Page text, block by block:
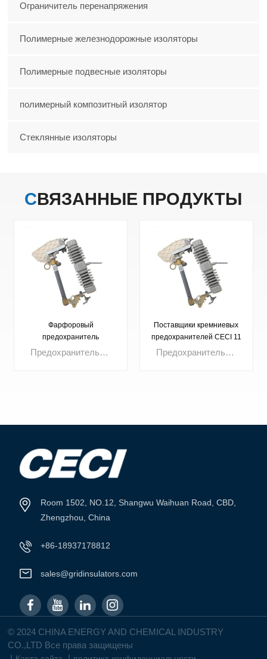
Ограничитель перенапряжения
Полимерные железнодорожные изоляторы
Полимерные подвесные изоляторы
полимерный композитный изолятор
Стеклянные изоляторы
СВЯЗАННЫЕ ПРОДУКТЫ
Фарфоровый
предохранитель
Предохранитель для уличной установки. Номинальное напряжение: 3 кВ, 10 кВ, 15 кВ, 24 кВ, 27 кВ, 33 кВ, 36 кВ. Ток до: 100 А, 200 А.
ПОСМОТРЕТЬ
БОЛЬШЕ
Поставщики кремниевых
предохранителей CECI 11
кВ предлагают отличные
Предохранитель — это компактное устройство защиты от перегрузки по току, внутренний элемент которого расплавляется при превышении током установленного предела, мгновенно размыкая цепь. Высококачественные предохранители широко используются в распределительных устройствах, коммутационных устройствах, трансформаторах и пультах управления, обеспечивая быструю изоляцию неисправностей, повышая безопасность цепи и надёжность системы.
Room 1502, NO.12, Shangwu Waihuan Road, CBD,
Zhengzhou, China
+86-18937178812
sales@gridinsulators.com
© 2024 CHINA ENERGY AND CHEMICAL INDUSTRY
CO.,LTD Все права защищены